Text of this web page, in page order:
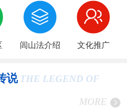
闾山法介绍 文化推广
说 THE LEGEND OF
MORE